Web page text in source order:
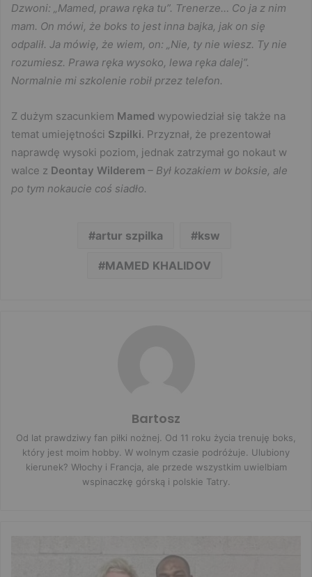
Dzwoni: „Mamed, prawa ręka tu”. Trenerze… Co ja z nim
mam. On mówi, że boks to jest inna bajka, jak on się
odpalił. Ja mówię, że wiem, on: „Nie, ty nie wiesz. Ty nie
rozumiesz. Prawa ręka wysoko, lewa ręka dalej”.
Normalnie mi szkolenie robił przez telefon.
Z dużym szacunkiem Mamed wypowiedział się także na
temat umiejętności Szpilki. Przyznał, że prezentował
naprawdę wysoki poziom, jednak zatrzymał go nokaut w
walce z Deontay Wilderem – Był kozakiem w boksie, ale
po tym nokaucie coś siadło.
artur szpilka ksw
MAMED KHALIDOV
Bartosz
Od lat prawdziwy fan piłki nożnej. Od 11 roku życia trenuję boks,
który jest moim hobby. W wolnym czasie podróżuje. Ulubiony
kierunek? Włochy i Francja, ale przede wszystkim uwielbiam
wspinaczkę górską i polskie Tatry.